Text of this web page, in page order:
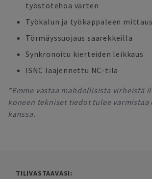
työstötehoa varten
Työkalun ja työkappaleen mittaus
Törmäyssuojaus saarekkeilla
Synkronoitu kierteiden leikkaus
ISNC laajennettu NC-tila
*Emme vastaa mahdollisista virheistä
koneen tekniset tiedot tulee varmistaa
kanssa.
TILIVASTAAVASI: